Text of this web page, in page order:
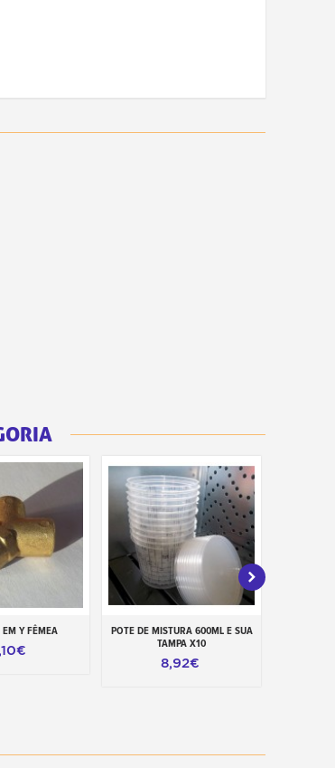
ao carrinho
Y FÊMEA Adicionar ao carrinho
POTE DE MISTURA 600ML E SUA
TAMPA X10
8,92€